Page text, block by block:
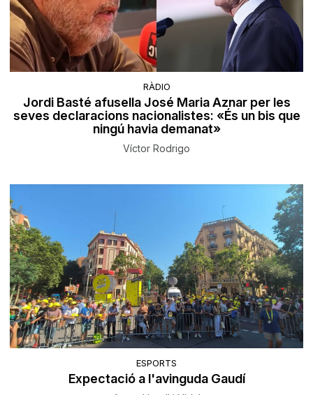
RÀDIO
Jordi Basté afusella José Maria Aznar per les
seves declaracions nacionalistes: «És un bis que
ningú havia demanat»
Víctor Rodrigo
ESPORTS
Expectació a l'avinguda Gaudí